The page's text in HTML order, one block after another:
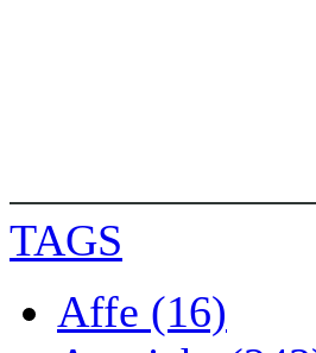
TAGS
Affe (16)